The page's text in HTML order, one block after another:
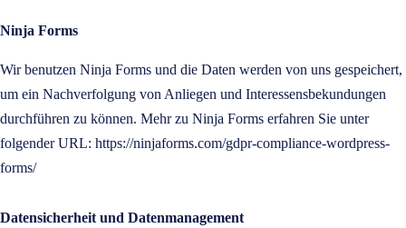
Ninja Forms
Wir benutzen Ninja Forms und die Daten werden von uns gespeichert,
um ein Nachverfolgung von Anliegen und Interessensbekundungen
durchführen zu können. Mehr zu Ninja Forms erfahren Sie unter
folgender URL: https://ninjaforms.com/gdpr-compliance-wordpress-
forms/
Datensicherheit und Datenmanagement